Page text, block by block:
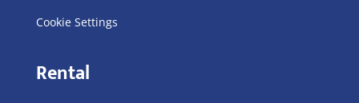
Cookie Settings
Rental